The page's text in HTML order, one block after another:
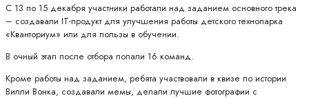
С 13 по 15 декабря участники работали над заданием основного трека
– создавали IT-продукт для улучшения работы детского технопарка
«Кванториум» или для пользы в обучении.
В очный этап после отбора попали 16 команд.
Кроме работы над заданием, ребята участвовали в квизе по истории
Вилли Вонка, создавали мемы, делали лучшие фотографии с